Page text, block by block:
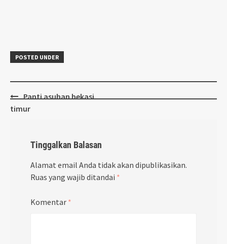
POSTED UNDER
Post
navigation
Panti asuhan bekasi
timur
Tinggalkan Balasan
Alamat email Anda tidak akan dipublikasikan.
Ruas yang wajib ditandai *
Komentar *